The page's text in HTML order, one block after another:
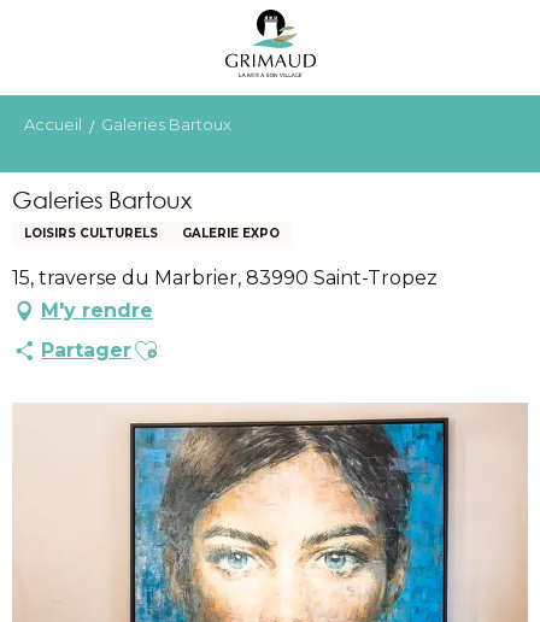
principal
Accueil Galeries Bartoux
Galeries Bartoux
LOISIRS CULTURELS GALERIE EXPO
15, traverse du Marbrier, 83990 Saint-Tropez
M'y rendre
PartagerAjouter aux favoris